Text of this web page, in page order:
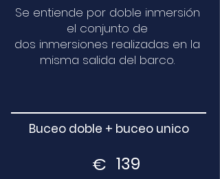
Se entiende por doble inmersión
el conjunto de
dos inmersiones realizadas en la
misma salida del barco.
Buceo doble + buceo unico
€ 139